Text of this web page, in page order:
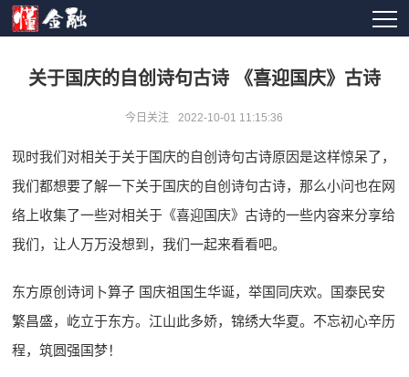
关于国庆的自创诗句古诗 《喜迎国庆》古诗
今日关注 2022-10-01 11:15:36
现时我们对相关于关于国庆的自创诗句古诗原因是这样惊呆了，
我们都想要了解一下关于国庆的自创诗句古诗，那么小问也在网
络上收集了一些对相关于《喜迎国庆》古诗的一些内容来分享给
我们，让人万万没想到，我们一起来看看吧。
东方原创诗词卜算子 国庆祖国生华诞，举国同庆欢。国泰民安
繁昌盛，屹立于东方。江山此多娇，锦绣大华夏。不忘初心辛历
程，筑圆强国梦！